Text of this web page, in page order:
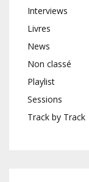
Interviews
Livres
News
Non classé
Playlist
Sessions
Track by Track